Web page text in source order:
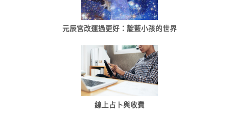
元辰宮改運過更好：靛藍小孩的世界
線上占卜與收費